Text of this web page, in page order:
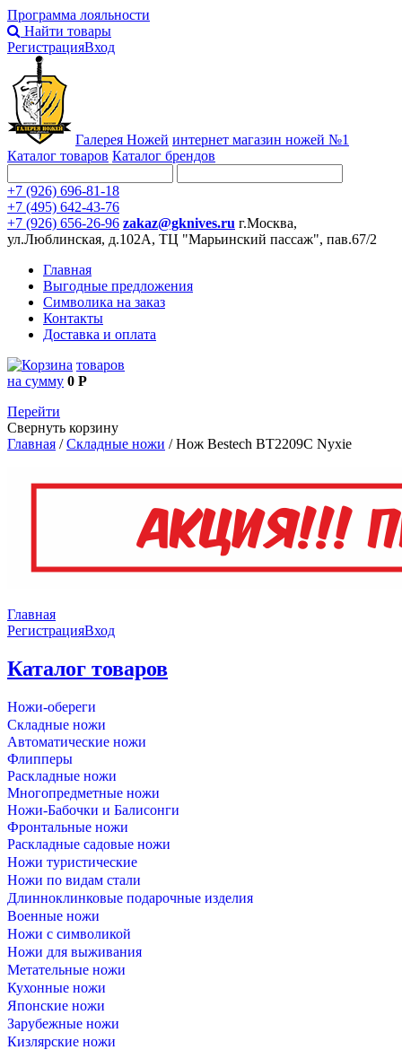
Программа лояльности
Найти товары
РегистрацияВход
Галерея Ножей интернет магазин ножей №1
Каталог товаров Каталог брендов
+7 (926) 696-81-18
+7 (495) 642-43-76
+7 (926) 656-26-96 zakaz@gknives.ru г.Москва,
ул.Люблинская, д.102А, ТЦ "Марьинский пассаж", пав.67/2
Главная
Выгодные предложения
Символика на заказ
Контакты
Доставка и оплата
товаров
на сумму 0 Р
Перейти
Свернуть корзину
Главная /Складные ножи /Нож Bestech BT2209C Nyxie
Главная
РегистрацияВход
Каталог товаров
Ножи-обереги
Складные ножи
Автоматические ножи
Флипперы
Раскладные ножи
Многопредметные ножи
Ножи-Бабочки и Балисонги
Фронтальные ножи
Раскладные садовые ножи
Ножи туристические
Ножи по видам стали
Длинноклинковые подарочные изделия
Военные ножи
Ножи с символикой
Ножи для выживания
Метательные ножи
Кухонные ножи
Японские ножи
Зарубежные ножи
Кизлярские ножи